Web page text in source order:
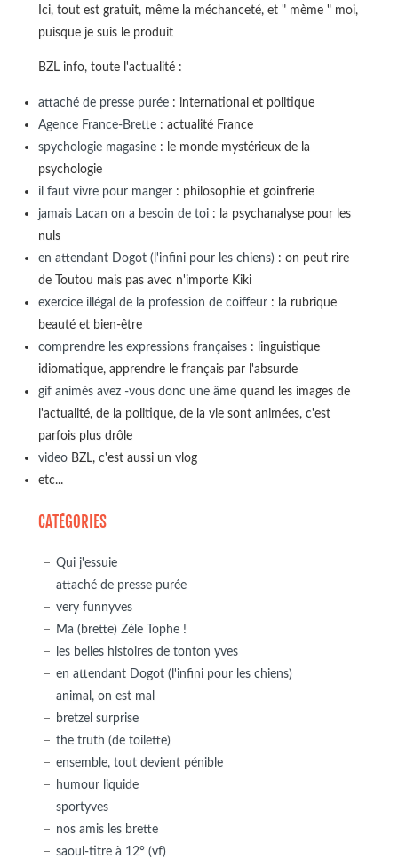
Ici, tout est gratuit, même la méchanceté, et " mème " moi,
puisque je suis le produit
BZL info, toute l'actualité :
attaché de presse purée: international et politique
Agence France-Brette: actualité France
spychologie magasine: le monde mystérieux de la
psychologie
il faut vivre pour manger: philosophie et goinfrerie
jamais Lacan on a besoin de toi: la psychanalyse pour les
nuls
en attendant Dogot (l'infini pour les chiens): on peut rire
de Toutou mais pas avec n'importe Kiki
exercice illégal de la profession de coiffeur: la rubrique
beauté et bien-être
comprendre les expressions françaises: linguistique
idiomatique, apprendre le français par l'absurde
gif animés avez -vous donc une âmequand les images de
l'actualité, de la politique, de la vie sont animées, c'est
parfois plus drôle
videoBZL, c'est aussi un vlog
etc...
CATÉGORIES
Qui j'essuie
attaché de presse purée
very funnyves
Ma (brette) Zèle Tophe !
les belles histoires de tonton yves
en attendant Dogot (l'infini pour les chiens)
animal, on est mal
bretzel surprise
the truth (de toilette)
ensemble, tout devient pénible
humour liquide
sportyves
nos amis les brette
saoul-titre à 12° (vf)